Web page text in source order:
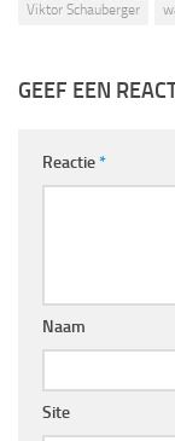
Viktor Schauberger
GEEF EEN
Reactie*
Naam
Site